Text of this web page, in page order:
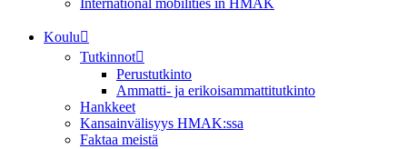
Koulu
Tutkinnot
Perustutkinto
Ammatti- ja erikoisammattitutkinto
Hankkeet
Kansainvälisyys HMAK:ssa
Faktaa meistä